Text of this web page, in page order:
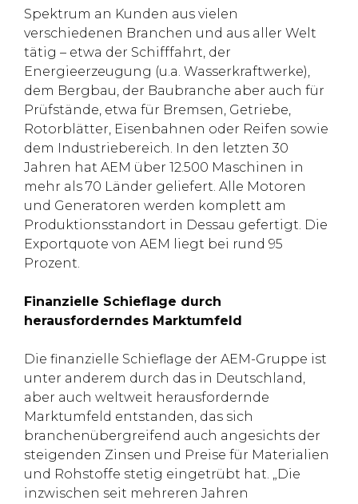
Spektrum an Kunden aus vielen
verschiedenen Branchen und aus aller Welt
tätig – etwa der Schifffahrt, der
Energieerzeugung (u.a. Wasserkraftwerke),
dem Bergbau, der Baubranche aber auch für
Prüfstände, etwa für Bremsen, Getriebe,
Rotorblätter, Eisenbahnen oder Reifen sowie
dem Industriebereich. In den letzten 30
Jahren hat AEM über 12.500 Maschinen in
mehr als 70 Länder geliefert. Alle Motoren
und Generatoren werden komplett am
Produktionsstandort in Dessau gefertigt. Die
Exportquote von AEM liegt bei rund 95
Prozent.
Finanzielle Schieflage durch
herausforderndes Marktumfeld
Die finanzielle Schieflage der AEM-Gruppe ist
unter anderem durch das in Deutschland,
aber auch weltweit herausfordernde
Marktumfeld entstanden, das sich
branchenübergreifend auch angesichts der
steigenden Zinsen und Preise für Materialien
und Rohstoffe stetig eingetrübt hat. „Die
inzwischen seit mehreren Jahren